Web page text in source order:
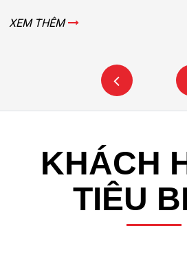
XEM THÊM
KHÁCH
TIÊU